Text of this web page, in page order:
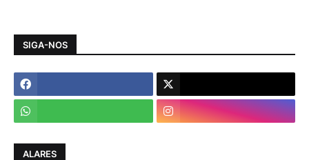
SIGA-NOS
ALARES